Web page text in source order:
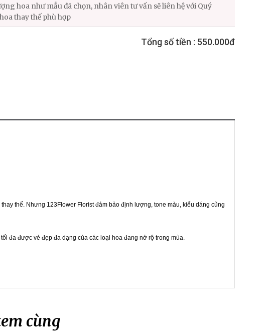
hoa như mẫu đã chọn, nhân viên tư vấn sẽ liên hệ với Quý
thay thế phù hợp
Tổng số tiền : 550.000đ
thế. Nhưng 123Flower Florist đảm bảo định lượng, tone màu, kiểu dáng cũng
đa được vẻ đẹp đa dạng của các loại hoa đang nở rộ trong mùa.
cùng